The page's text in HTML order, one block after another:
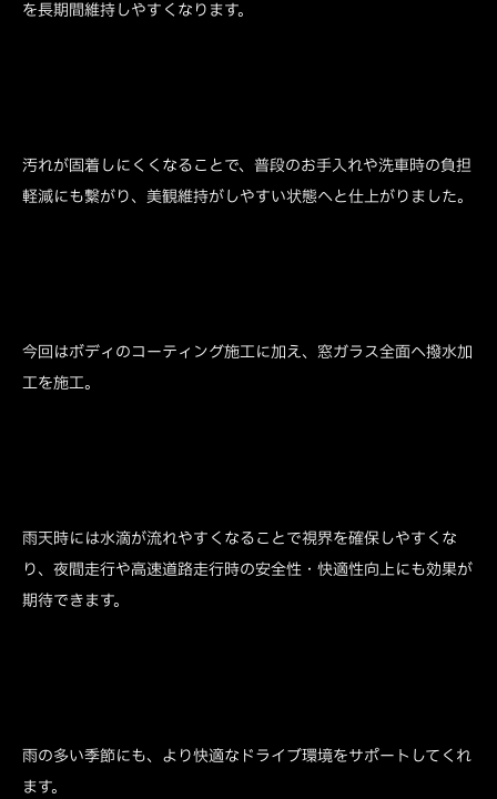
を長期間維持しやすくなります。
汚れが固着しにくくなることで、普段のお手入れや洗車時の負担
軽減にも繋がり、美観維持がしやすい状態へと仕上がりました。
今回はボディのコーティング施工に加え、窓ガラス全面へ撥水加
工を施工。
雨天時には水滴が流れやすくなることで視界を確保しやすくな
り、夜間走行や高速道路走行時の安全性・快適性向上にも効果が
期待できます。
雨の多い季節にも、より快適なドライブ環境をサポートしてくれ
ます。